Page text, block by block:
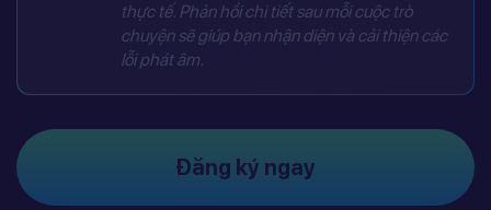
thực tế. Phản hồi chi tiết sau mỗi cuộc trò
chuyện sẽ giúp bạn nhận diện và cải thiện các
lỗi phát âm.
Đăng ký ngay